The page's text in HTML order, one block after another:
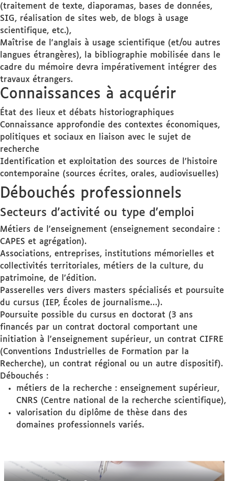
(traitement de texte, diaporamas, bases de données,
SIG, réalisation de sites web, de blogs à usage
scientifique, etc.),
Maîtrise de l'anglais à usage scientifique (et/ou autres
langues étrangères), la bibliographie mobilisée dans le
cadre du mémoire devra impérativement intégrer des
travaux étrangers.
Connaissances à acquérir
État des lieux et débats historiographiques
Connaissance approfondie des contextes économiques,
politiques et sociaux en liaison avec le sujet de
recherche
Identification et exploitation des sources de l’histoire
contemporaine (sources écrites, orales, audiovisuelles)
Débouchés professionnels
Secteurs d'activité ou type d'emploi
Métiers de l'enseignement (enseignement secondaire :
CAPES et agrégation).
Associations, entreprises, institutions mémorielles et
collectivités territoriales, métiers de la culture, du
patrimoine, de l'édition.
Passerelles vers divers masters spécialisés et poursuite
du cursus (IEP, Écoles de journalisme…).
Poursuite possible du cursus en doctorat (3 ans
financés par un contrat doctoral comportant une
initiation à l'enseignement supérieur, un contrat CIFRE
(Conventions Industrielles de Formation par la
Recherche), un contrat régional ou un autre dispositif).
Débouchés :
métiers de la recherche : enseignement supérieur,
CNRS (Centre national de la recherche scientifique),
valorisation du diplôme de thèse dans des
domaines professionnels variés.